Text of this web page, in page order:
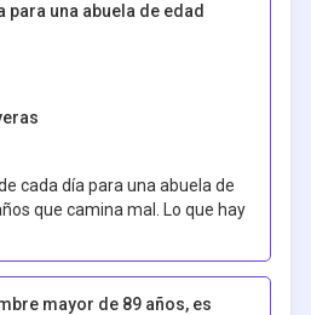
una abuela de edad
cada día para una abuela de
que camina mal. Lo que hay
mayor de 89 años, es